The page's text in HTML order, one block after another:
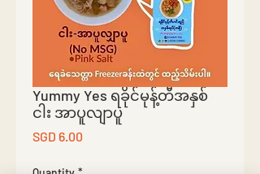
Yummy Yes ရခိုင်မုန့်တီအနှစ်
ငါး အာပူလျာပူ
SGD 6.00